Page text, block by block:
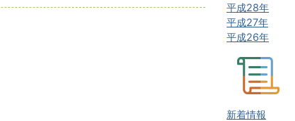
平成28年
平成27年
平成26年
新着情報